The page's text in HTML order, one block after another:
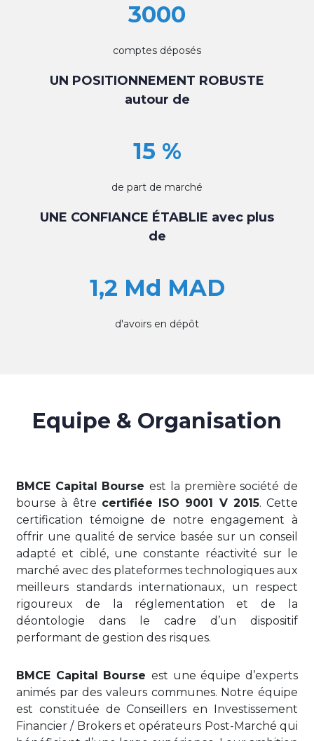
3000
comptes déposés
UN POSITIONNEMENT ROBUSTE
autour de
15 %
de part de marché
UNE CONFIANCE ÉTABLIE avec plus
de
1,2 Md MAD
d'avoirs en dépôt
Equipe & Organisation
BMCE Capital Bourseest la première société de
bourse à être certifiée ISO 9001 V 2015. Cette
certification témoigne de notre engagement à
offrir une qualité de service basée sur un conseil
adapté et ciblé, une constante réactivité sur le
marché avec des plateformes technologiques aux
meilleurs standards internationaux, un respect
rigoureux de la réglementation et de la
déontologie dans le cadre d’un dispositif
performant de gestion des risques.
BMCE Capital Bourse est une équipe d’experts
animés par des valeurs communes. Notre équipe
est constituée de Conseillers en Investissement
Financier / Brokers et opérateurs Post-Marché qui